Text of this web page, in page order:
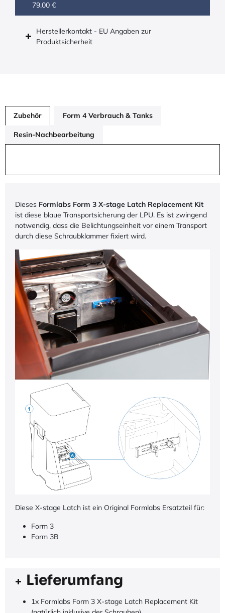
79,00 €
Herstellerkontakt - EU Angaben zur
Produktsicherheit
Zubehör Form 4 Verbrauch & Tanks
Resin-Nachbearbeitung
Dieses Formlabs Form 3 X-stage Latch Replacement Kit
ist diese blaue Transportsicherung der LPU. Es ist zwingend
notwendig, dass die Belichtungseinheit vor einem Transport
durch diese Schraubklammer fixiert wird.
Diese X-stage Latch ist ein Original Formlabs Ersatzteil für:
Form 3
Form 3B
Lieferumfang
1x Formlabs Form 3 X-stage Latch Replacement Kit